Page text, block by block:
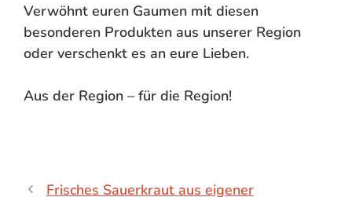
Verwöhnt euren Gaumen mit diesen
besonderen Produkten aus unserer Region
oder verschenkt es an eure Lieben.
Aus der Region – für die Region!
Frisches Sauerkraut aus eigener